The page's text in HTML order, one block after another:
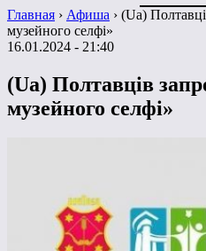
Главная › Афиша › (Ua)
музейного селфі»
16.01.2024 - 21:40
(Ua) Полтавців
музейного селфі»